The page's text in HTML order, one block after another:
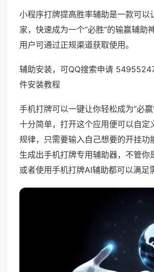
小程序打牌提高胜率辅助是一款可以
家，快速成为一个“必胜”的输赢辅助
用户可通过正规渠道获取使用。
辅助安装，可QQ搜索申请
件安装教程
手机打牌可以一键让你轻松成为“必
十分简单，打开这个应用便可以自定
规律，只需要输入自己想要的开挂功
生成出手机打牌专用辅助器，不管你
或者使用手机打牌AI辅助都可以满足